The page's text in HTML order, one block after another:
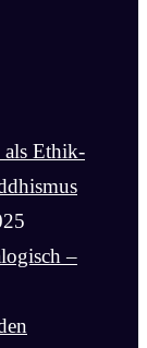
Ethik-
–